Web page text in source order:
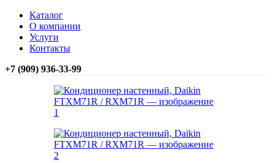
Каталог
О компании
Услуги
Контакты
+7 (909) 936-33-99